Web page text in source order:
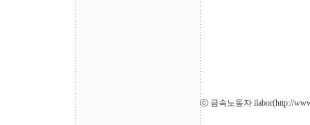
ⓒ 금속노동자 ilabor(http://